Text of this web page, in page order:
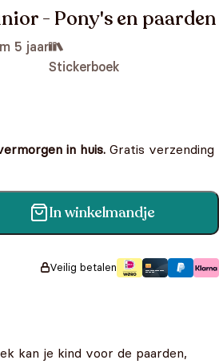
- Pony's en paarden
5 jaar
Stickerboek
in huis. Gratis verzending
en paarden aantal
In winkelmandje
Veilig betalen
kan je kind voor de paarden,